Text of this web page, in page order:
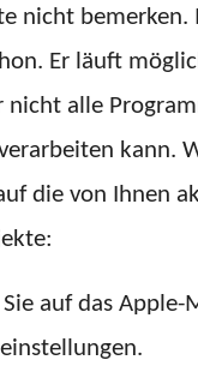
nicht bemerken.
Er läuft
nicht alle
kann.
die von Ihnen
Sie auf das Apple-